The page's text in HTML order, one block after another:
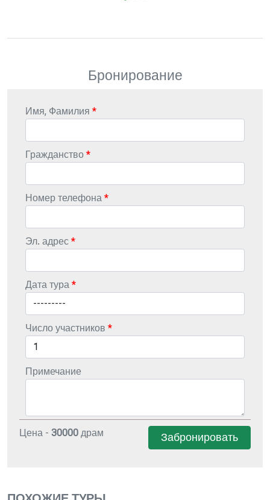
Бронирование
Имя, Фамилия
Гражданство
Номер телефона
Эл. адрес
Дата тура
Число участников
Примечание
Цена - 30000 драм Забронировать